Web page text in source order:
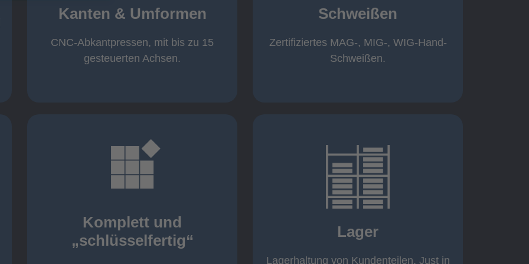
Kanten & Umformen
CNC-Abkantpressen, mit bis zu 15
gesteuerten Achsen.
Kanten & Umformen
von 160 kN bis 4000 kN
von 600 mm bis 4000 mm
Schweißen
Zertifiziertes MAG-, MIG-, WIG-Hand-
Schweißen.
Schweißen
Handarbeitsplätze 1,5 x 1,5 x 6m /
Roboterschweißen ø800 x 3.200mm
Komplett und
„schlüsselfertig“
„schlüsselfertig“:
Komponenten von Elting
mehr erfahren
Lager
Lagerhaltung von Kundenteilen. Just in
Rahmenverträge
Just in Time
eigener Fuhrpark
mehr erfahren